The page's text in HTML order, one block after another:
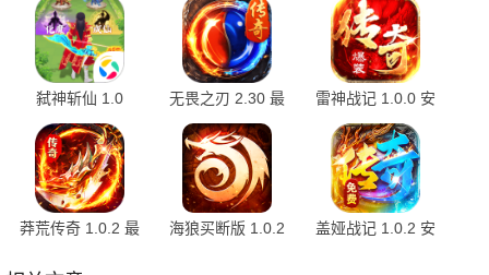
弑神斩仙 1.0
无畏之刃 2.30 最
新版
雷神战记 1.0.0 安
卓版
莽荒传奇 1.0.2 最
海狼买断版 1.0.2
盖娅战记 1.0.2 安